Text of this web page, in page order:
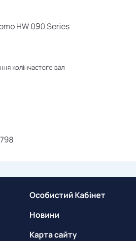
HW 090 Series
колінчастого вал
798
Особистий Кабінет
Новини
Карта сайту